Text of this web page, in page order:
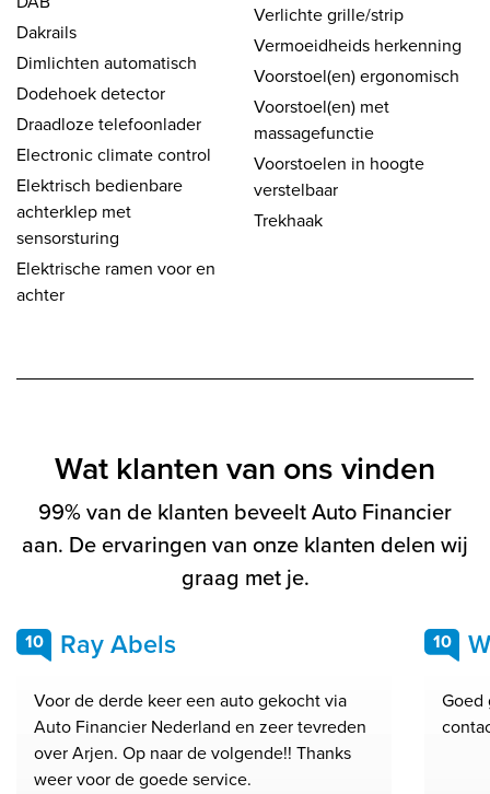
Dakrails
Dimlichten automatisch
Dodehoek detector
Draadloze telefoonlader
Electronic climate control
Elektrisch bedienbare
achterklep met
sensorsturing
Elektrische ramen voor en
achter
Verlichte grille/strip
Vermoeidheids herkenning
Voorstoel(en) ergonomisch
Voorstoel(en) met
massagefunctie
Voorstoelen in hoogte
verstelbaar
Trekhaak
Wat klanten van ons vinden
99% van de klanten beveelt Auto Financier
aan. De ervaringen van onze klanten delen wij
graag met je.
10 Ray Abels
Voor de derde keer een auto gekocht via
Auto Financier Nederland en zeer tevreden
over Arjen. Op naar de volgende!! Thanks
weer voor de goede service.
10
Goed